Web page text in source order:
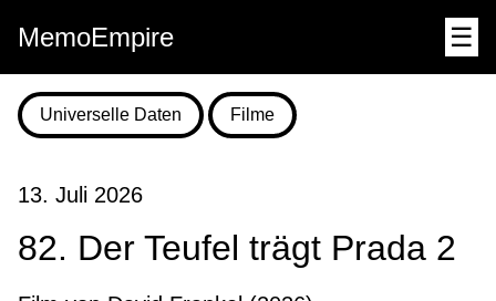
MemoEmpire ☰
Universelle Daten Filme
13. Juli 2026
82. Der Teufel trägt Prada 2